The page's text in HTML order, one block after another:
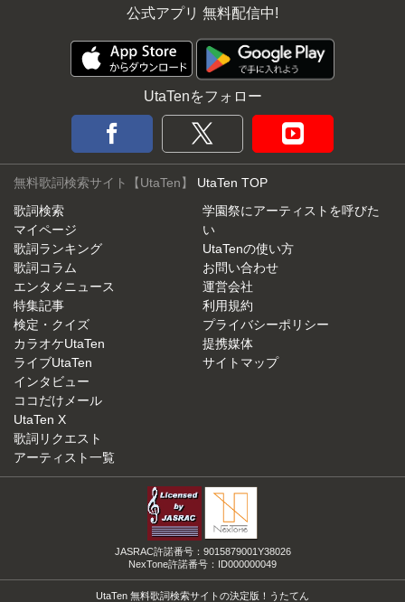
公式アプリ 無料配信中!
UtaTenをフォロー
無料歌詞検索サイト【UtaTen】 UtaTen TOP
歌詞検索
マイページ
歌詞ランキング
歌詞コラム
エンタメニュース
特集記事
検定・クイズ
カラオケUtaTen
ライブUtaTen
インタビュー
ココだけメール
UtaTen X
歌詞リクエスト
アーティスト一覧
学園祭にアーティストを呼びた
い
UtaTenの使い方
お問い合わせ
運営会社
利用規約
プライバシーポリシー
提携媒体
サイトマップ
JASRAC許諾番号：9015879001Y38026
NexTone許諾番号：ID000000049
UtaTen 無料歌詞検索サイトの決定版！うたてん